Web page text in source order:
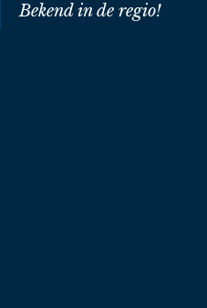
Bekend in de regio!